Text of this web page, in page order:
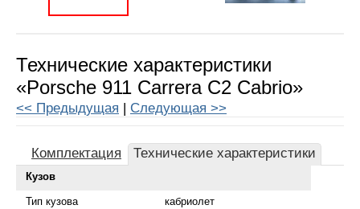
Технические характеристики
«Porsche 911 Carrera C2 Cabrio»
<< Предыдущая Следующая >>
Комплектация Технические характеристики
Кузов
Тип кузова кабриолет